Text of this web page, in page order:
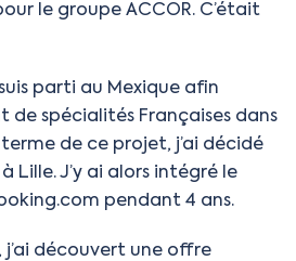
le groupe ACCOR. C’était
parti au Mexique afin
de spécialités Françaises dans
terme de ce projet, j’ai décidé
Lille. J’y ai alors intégré le
pendant 4 ans.
j’ai découvert une offre